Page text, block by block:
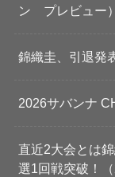
ン プレビュー）
錦織圭、引退発
2026サバンナ
直近2大会とは
選1回戦突破！